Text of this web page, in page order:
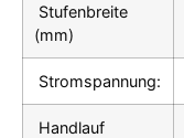
Stufenbreite
(mm)
Stromspannung:
Handlauf